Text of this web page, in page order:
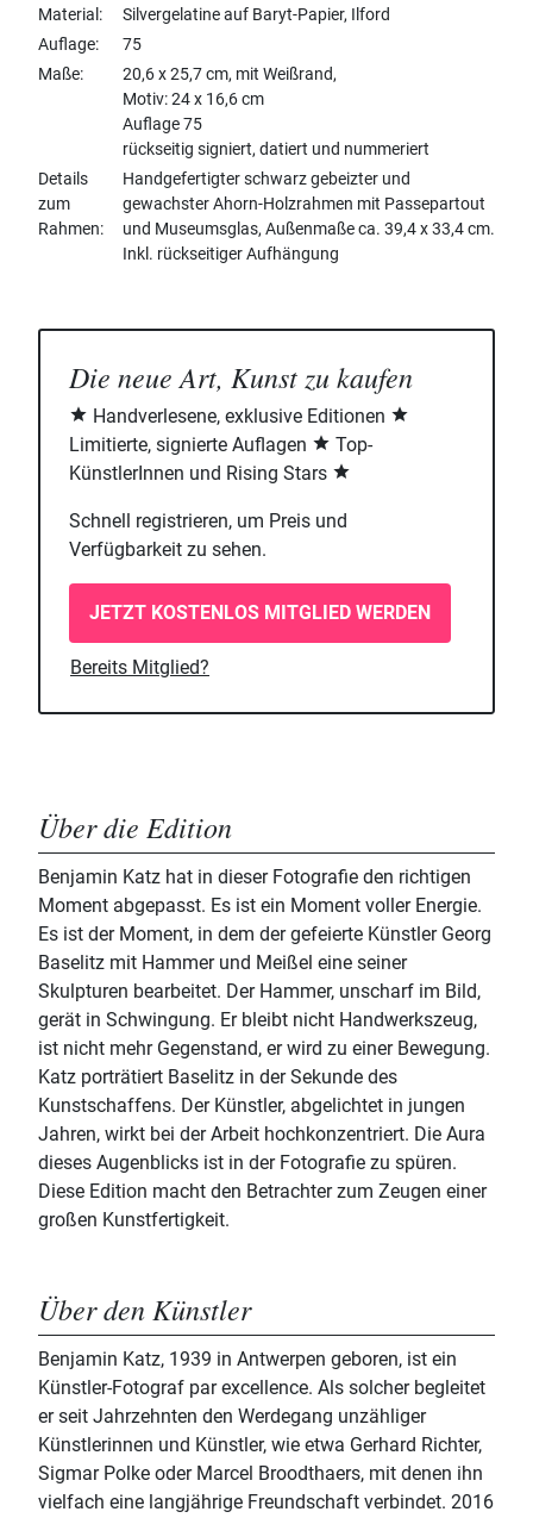
Material
Silvergelatine auf Baryt-Papier, Ilford
Auflage
75
Maße
20,6 x 25,7 cm, mit Weißrand,
Motiv: 24 x 16,6 cm
Auflage 75
rückseitig signiert, datiert und nummeriert
Details
zum
Rahmen
Handgefertigter schwarz gebeizter und
gewachster Ahorn-Holzrahmen mit Passepartout
und Museumsglas, Außenmaße ca. 39,4 x 33,4 cm.
Inkl. rückseitiger Aufhängung
Die neue Art, Kunst zu kaufen
Handverlesene, exklusive Editionen
Limitierte, signierte Auflagen
Top-
KünstlerInnen und Rising Stars
Schnell registrieren, um Preis und
Verfügbarkeit zu sehen.
JETZT KOSTENLOS MITGLIED WERDEN
Bereits Mitglied?
Über die Edition
Benjamin Katz hat in dieser Fotografie den richtigen
Moment abgepasst. Es ist ein Moment voller Energie.
Es ist der Moment, in dem der gefeierte Künstler Georg
Baselitz mit Hammer und Meißel eine seiner
Skulpturen bearbeitet. Der Hammer, unscharf im Bild,
gerät in Schwingung. Er bleibt nicht Handwerkszeug,
ist nicht mehr Gegenstand, er wird zu einer Bewegung.
Katz porträtiert Baselitz in der Sekunde des
Kunstschaffens. Der Künstler, abgelichtet in jungen
Jahren, wirkt bei der Arbeit hochkonzentriert. Die Aura
dieses Augenblicks ist in der Fotografie zu spüren.
Diese Edition macht den Betrachter zum Zeugen einer
großen Kunstfertigkeit.
Über den Künstler
Benjamin Katz, 1939 in Antwerpen geboren, ist ein
Künstler-Fotograf par excellence. Als solcher begleitet
er seit Jahrzehnten den Werdegang unzähliger
Künstlerinnen und Künstler, wie etwa Gerhard Richter,
Sigmar Polke oder Marcel Broodthaers, mit denen ihn
vielfach eine langjährige Freundschaft verbindet. 2016